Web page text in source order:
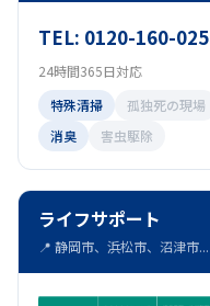
TEL: 0120-160-025
24時間365日対応
特殊清掃
孤独死の現場
消臭
害虫駆除
ライフサポート
📍 静岡市、浜松市、沼津市...